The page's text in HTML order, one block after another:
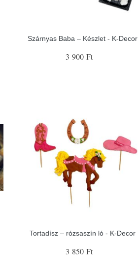
Szárnyas Baba – Készlet - K-Decor
3 900 Ft
Tortadísz – rózsaszín ló - K-Decor
3 850 Ft